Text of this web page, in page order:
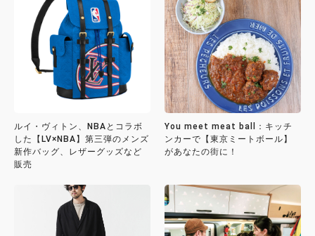
ルイ・ヴィトン、NBAとコラボ
した【LV×NBA】第三弾のメンズ
新作バッグ、レザーグッズなど
販売
You meet meat ball：キッチ
ンカーで【東京ミートボール】
があなたの街に！